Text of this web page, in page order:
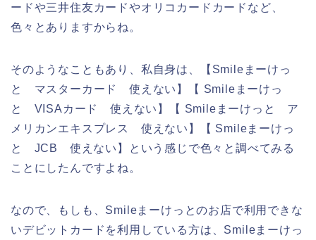
ードや三井住友カードやオリコカードカードなど、
色々とありますからね。
そのようなこともあり、私自身は、【Smileまーけっ
と マスターカード 使えない】【 Smileまーけっ
と VISAカード 使えない】【 Smileまーけっと ア
メリカンエキスプレス 使えない】【 Smileまーけっ
と JCB 使えない】という感じで色々と調べてみる
ことにしたんですよね。
なので、もしも、Smileまーけっとのお店で利用できな
いデビットカードを利用している方は、Smileまーけっ